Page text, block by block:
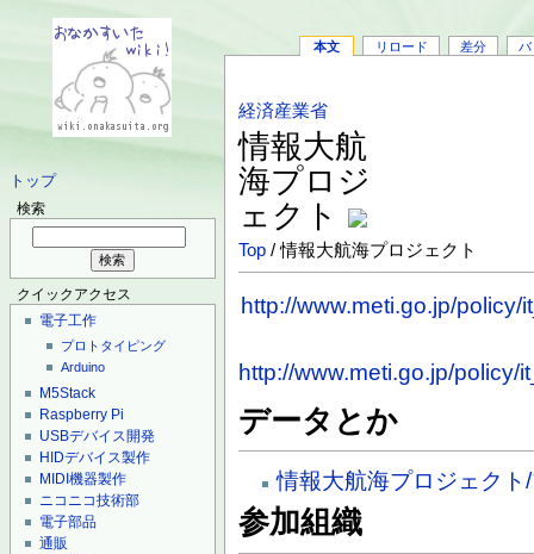
トップ
検索
クイックアクセス
電子工作
プロトタイピング
Arduino
M5Stack
Raspberry Pi
USBデバイス開発
HIDデバイス製作
MIDI機器製作
ニコニコ技術部
電子部品
通販
本文 リロード 差分 バ
経済産業省
情報大航
海プロジ
ェクト
Top / 情報大航海プロジェクト
http://www.meti.go.jp/policy/
http://www.meti.go.jp/
データとか
情報大航海プロジェク
参加組織